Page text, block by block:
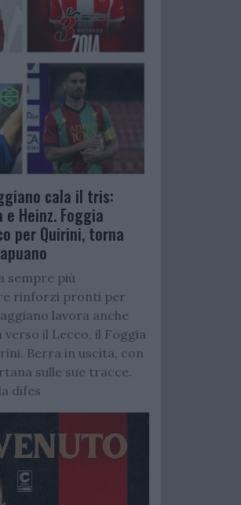
cala il tris:
Heinz. Foggia
per Quirini, torna
sempre più
rinforzi pronti per
lavora anche
verso il Lecco, il Foggia
Berra in uscita, con
sulle sue tracce.
difes